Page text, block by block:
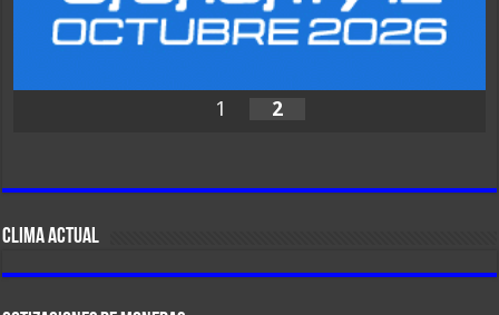
1 2
CLIMA ACTUAL